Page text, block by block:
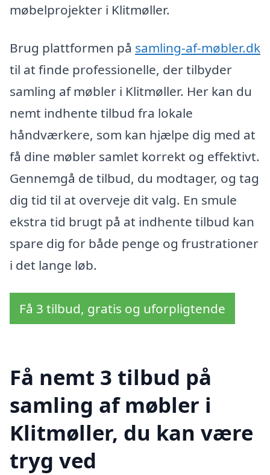
møbelprojekter i Klitmøller.
Brug plattformen på samling-af-møbler.dk
til at finde professionelle, der tilbyder
samling af møbler i Klitmøller. Her kan du
nemt indhente tilbud fra lokale
håndværkere, som kan hjælpe dig med at
få dine møbler samlet korrekt og effektivt.
Gennemgå de tilbud, du modtager, og tag
dig tid til at overveje dit valg. En smule
ekstra tid brugt på at indhente tilbud kan
spare dig for både penge og frustrationer
i det lange løb.
Få 3 tilbud, gratis og uforpligtende
Få nemt 3 tilbud på
samling af møbler i
Klitmøller, du kan være
tryg ved